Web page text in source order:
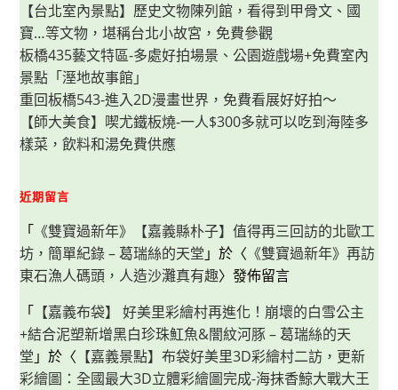
【台北室內景點】歷史文物陳列館，看得到甲骨文、國
寶…等文物，堪稱台北小故宮，免費參觀
板橋435藝文特區-多處好拍場景、公園遊戲場+免費室內
景點「溼地故事館」
重回板橋543-進入2D漫畫世界，免費看展好好拍～
【師大美食】喫尤鐵板燒-一人$300多就可以吃到海陸多
樣菜，飲料和湯免費供應
近期留言
「 《雙寶過新年》【嘉義縣朴子】值得再三回訪的北歐工
坊，簡單紀錄 – 葛瑞絲的天堂 」於〈 《雙寶過新年》再訪
東石漁人碼頭，人造沙灘真有趣〉發佈留言
「 【嘉義布袋】 好美里彩繪村再進化！崩壞的白雪公主
+結合泥塑新增黑白珍珠魟魚&闇紋河豚 – 葛瑞絲的天
堂 」於〈 【嘉義景點】布袋好美里3D彩繪村二訪，更新
彩繪圖：全國最大3D立體彩繪圖完成-海抹香鯨大戰大王